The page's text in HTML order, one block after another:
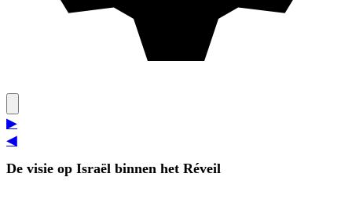
▶
◀
De visie op Israël binnen het Réveil